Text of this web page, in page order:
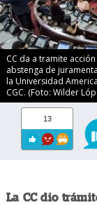
CC da a tramite
abstenga de
la Universidad
CGC. (Foto: Wilder
13
La CC dio